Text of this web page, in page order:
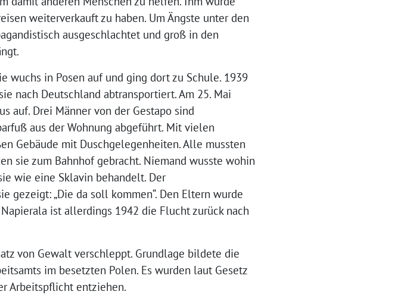
weiterverkauft zu haben. Um Ängste unter den
ausgeschlachtet und groß in den
wuchs in Posen auf und ging dort zu Schule. 1939
nach Deutschland abtransportiert. Am 25. Mai
auf. Drei Männer von der Gestapo sind
aus der Wohnung abgeführt. Mit vielen
Gebäude mit Duschgelegenheiten. Alle mussten
sie zum Bahnhof gebracht. Niemand wusste wohin
wie eine Sklavin behandelt. Der
gezeigt: „Die da soll kommen“. Den Eltern wurde
ist allerdings 1942 die Flucht zurück nach
von Gewalt verschleppt. Grundlage bildete die
im besetzten Polen. Es wurden laut Gesetz
Arbeitspflicht entziehen.